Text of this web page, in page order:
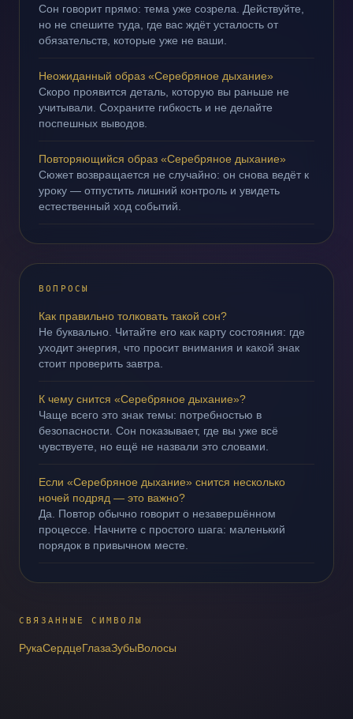
Сон говорит прямо: тема уже созрела. Действуйте,
но не спешите туда, где вас ждёт усталость от
обязательств, которые уже не ваши.
Неожиданный образ «Серебряное дыхание»
Скоро проявится деталь, которую вы раньше не
учитывали. Сохраните гибкость и не делайте
поспешных выводов.
Повторяющийся образ «Серебряное дыхание»
Сюжет возвращается не случайно: он снова ведёт к
уроку — отпустить лишний контроль и увидеть
естественный ход событий.
ВОПРОСЫ
Как правильно толковать такой сон?
Не буквально. Читайте его как карту состояния: где
уходит энергия, что просит внимания и какой знак
стоит проверить завтра.
К чему снится «Серебряное дыхание»?
Чаще всего это знак темы: потребностью в
безопасности. Сон показывает, где вы уже всё
чувствуете, но ещё не назвали это словами.
Если «Серебряное дыхание» снится несколько
ночей подряд — это важно?
Да. Повтор обычно говорит о незавершённом
процессе. Начните с простого шага: маленький
порядок в привычном месте.
СВЯЗАННЫЕ СИМВОЛЫ
РукаСердцеГлазаЗубыВолосы